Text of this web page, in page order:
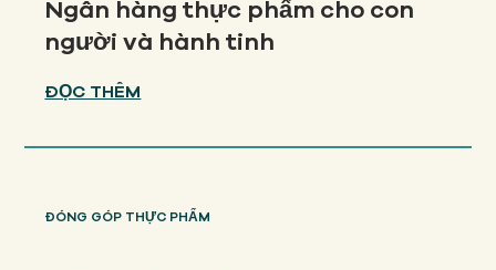
Ngân hàng thực phẩm cho con
người và hành tinh
ĐỌC THÊM
ĐÓNG GÓP THỰC PHẨM